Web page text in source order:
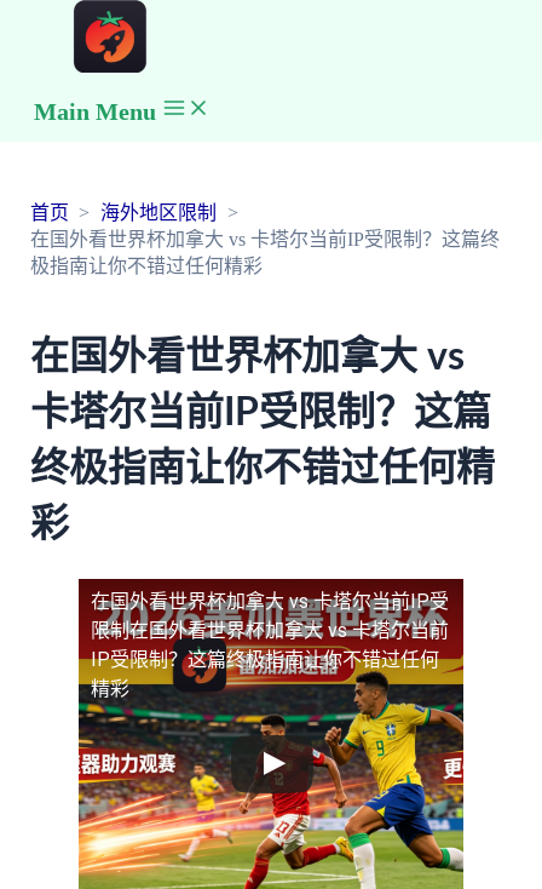
Main Menu
首页
海外地区限制
在国外看世界杯加拿大 vs 卡塔尔当前IP受限制？这篇终
极指南让你不错过任何精彩
在国外看世界杯加拿大 vs
卡塔尔当前IP受限制？这篇
终极指南让你不错过任何精
彩
在国外看世界杯加拿大 vs 卡塔尔当前IP受
限制在国外看世界杯加拿大 vs 卡塔尔当前
IP受限制？这篇终极指南让你不错过任何
精彩